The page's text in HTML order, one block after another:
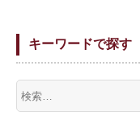
キーワードで探す